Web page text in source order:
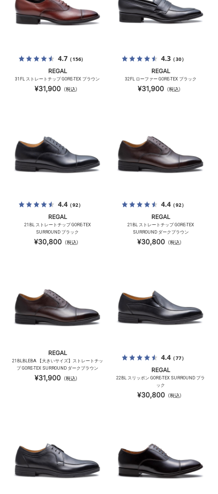
4.7（156）
REGAL
31FL ストレートチップ GORE-TEX ブラウン
¥31,900 （税込）
4.3（30）
REGAL
32FL ローファー GORE-TEX ブラック
¥31,900 （税込）
4.4（92）
REGAL
21BL ストレートチップ GORE-TEX
SURROUND ブラック
¥30,800（税込）
4.4（92）
REGAL
21BL ストレートチップ GORE-TEX
SURROUND ダークブラウン
¥30,800（税込）
REGAL
21BLBLEBA 【大きいサイズ】ストレートチッ
プ GORE-TEX SURROUND ダークブラウン
¥31,900 （税込）
4.4（77）
REGAL
22BL スリッポン GORE-TEX SURROUND ブラ
ック
¥30,800（税込）